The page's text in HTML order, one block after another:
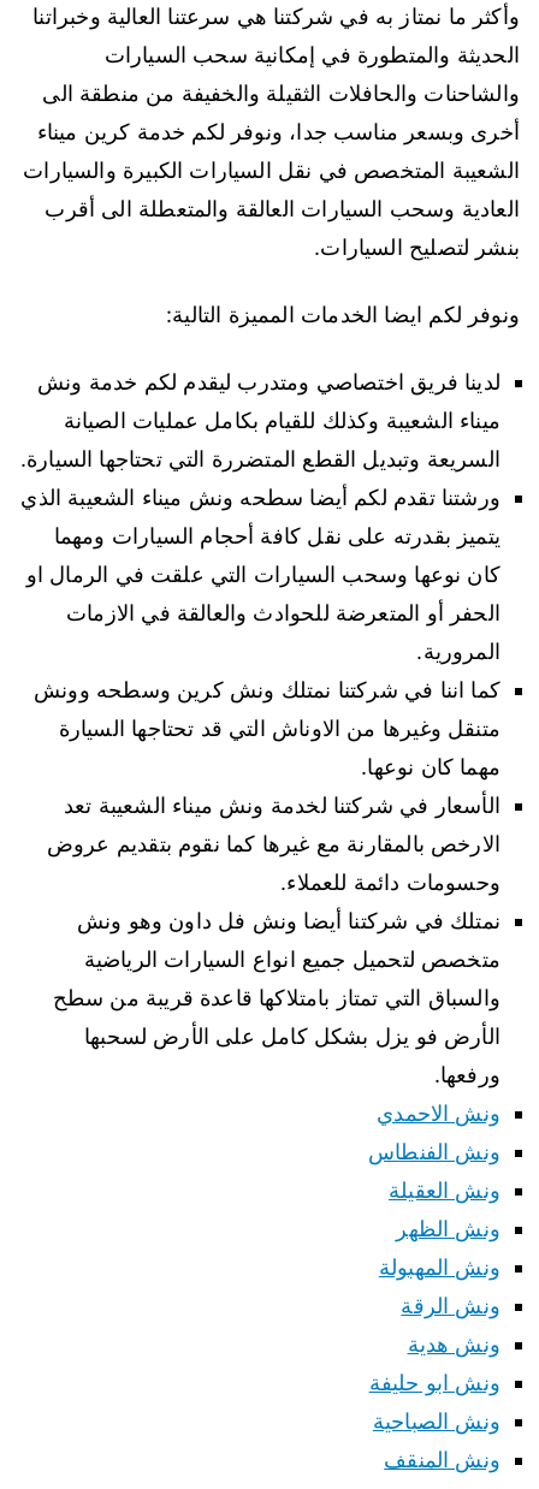
وأكثر ما نمتاز به في شركتنا هي سرعتنا العالية وخبراتنا
الحديثة والمتطورة في إمكانية سحب السيارات
والشاحنات والحافلات الثقيلة والخفيفة من منطقة الى
أخرى وبسعر مناسب جدا، ونوفر لكم خدمة كرين ميناء
الشعيبة المتخصص في نقل السيارات الكبيرة والسيارات
العادية وسحب السيارات العالقة والمتعطلة الى أقرب
بنشر لتصليح السيارات.
ونوفر لكم ايضا الخدمات المميزة التالية:
لدينا فريق اختصاصي ومتدرب ليقدم لكم خدمة ونش
ميناء الشعيبة وكذلك للقيام بكامل عمليات الصيانة
السريعة وتبديل القطع المتضررة التي تحتاجها السيارة.
ورشتنا تقدم لكم أيضا سطحه ونش ميناء الشعيبة الذي
يتميز بقدرته على نقل كافة أحجام السيارات ومهما
كان نوعها وسحب السيارات التي علقت في الرمال او
الحفر أو المتعرضة للحوادث والعالقة في الازمات
المرورية.
كما اننا في شركتنا نمتلك ونش كرين وسطحه وونش
متنقل وغيرها من الاوناش التي قد تحتاجها السيارة
مهما كان نوعها.
الأسعار في شركتنا لخدمة ونش ميناء الشعيبة تعد
الارخص بالمقارنة مع غيرها كما نقوم بتقديم عروض
وحسومات دائمة للعملاء.
نمتلك في شركتنا أيضا ونش فل داون وهو ونش
متخصص لتحميل جميع انواع السيارات الرياضية
والسباق التي تمتاز بامتلاكها قاعدة قريبة من سطح
الأرض فو يزل بشكل كامل على الأرض لسحبها
ورفعها.
ونش الاحمدي
ونش الفنطاس
ونش العقيلة
ونش الظهر
ونش المهبولة
ونش الرقة
ونش هدية
ونش ابو حليفة
ونش الصباحية
ونش المنقف